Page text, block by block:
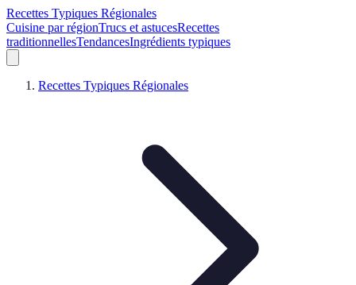
Recettes Typiques Régionales
Cuisine par régionTrucs et astucesRecettes
traditionnellesTendancesIngrédients typiques
Recettes Typiques Régionales